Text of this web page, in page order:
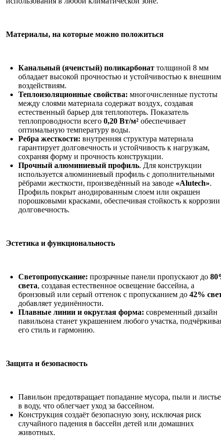
Материалы, на которые можно положиться
Канальный (ячеистый) поликарбонат толщиной 8 мм
обладает высокой прочностью и устойчивостью к внешним
воздействиям.
Теплоизоляционные свойства: многочисленные пустоты
между слоями материала содержат воздух, создавая
естественный барьер для теплопотерь. Показатель
теплопроводности всего 0,20 Вт/м² обеспечивает
оптимальную температуру воды.
Ребра жесткости: внутренняя структура материала
гарантирует долговечность и устойчивость к нагрузкам,
сохраняя форму и прочность конструкции.
Прочный алюминиевый профиль. Для конструкции
используется алюминиевый профиль с дополнительными
рёбрами жесткости, произведённый на заводе «Alutech».
Профиль покрыт анодированным слоем или окрашен
порошковыми красками, обеспечивая стойкость к
долговечность.
Эстетика и функциональность
Светопропускание: прозрачные панели пропускают до
света, создавая естественное освещение бассейна, а
бронзовый или серый оттенок с пропусканием до 42%
добавляет уединённости.
Плавные линии и округлая форма: современный дизайн
павильона станет украшением любого участка,
его стиль и гармонию.
Защита и безопасность
Павильон предотвращает попадание мусора, пыли и
в воду, что облегчает уход за бассейном.
Конструкция создаёт безопасную зону, исключая риск
случайного падения в бассейн детей или домашних
животных.